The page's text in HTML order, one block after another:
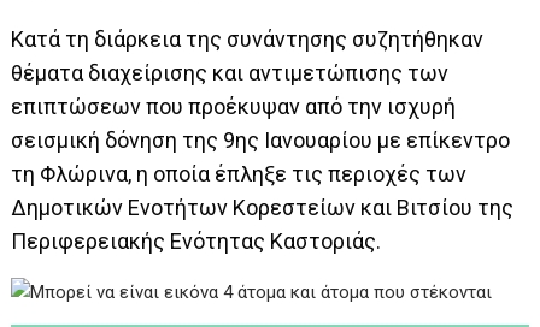
Κατά τη διάρκεια της συνάντησης συζητήθηκαν
θέματα διαχείρισης και αντιμετώπισης των
επιπτώσεων που προέκυψαν από την ισχυρή
σεισμική δόνηση της 9ης Ιανουαρίου με επίκεντρο
τη Φλώρινα, η οποία έπληξε τις περιοχές των
Δημοτικών Ενοτήτων Κορεστείων και Βιτσίου της
Περιφερειακής Ενότητας Καστοριάς.